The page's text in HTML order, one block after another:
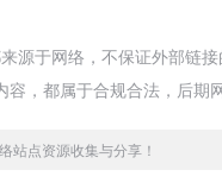
源于网络，不保证外部链
，都属于合规合法，后期
站点资源收集与分享！